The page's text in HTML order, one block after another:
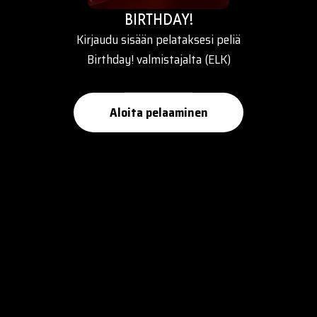
BIRTHDAY!
Kirjaudu sisään pelataksesi peliä
Birthday! valmistajalta (ELK)
Aloita pelaaminen